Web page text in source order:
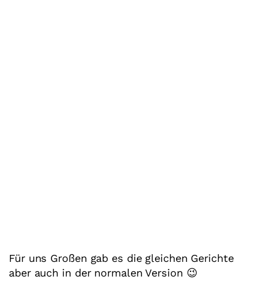
Für uns Großen gab es die gleichen Gerichte
aber auch in der normalen Version 😉